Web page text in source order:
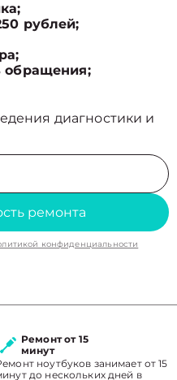
рублей;
обращения;
диагностики и
ремонта
конфиденциальности
Ремонт от 15
минут
ноутбуков занимает от 15
до нескольких дней в